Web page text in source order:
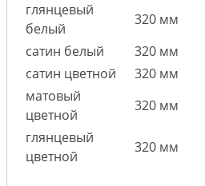
глянцевый
белый
320 мм
сатин белый
320 мм
сатин цветной
320 мм
матовый
цветной
320 мм
глянцевый
цветной
320 мм